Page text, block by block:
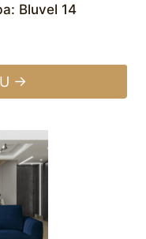
Bluvel 14
→